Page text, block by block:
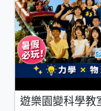
遊樂園變科學教